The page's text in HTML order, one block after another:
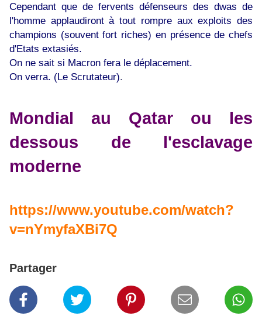
Cependant que de fervents défenseurs des dwas de
l'homme applaudiront à tout rompre aux exploits des
champions (souvent fort riches) en présence de chefs
d'Etats extasiés.
On ne sait si Macron fera le déplacement.
On verra. (Le Scrutateur).
Mondial au Qatar ou les
dessous de l'esclavage
moderne
https://www.youtube.com/watch?
v=nYmyfaXBi7Q
Partager